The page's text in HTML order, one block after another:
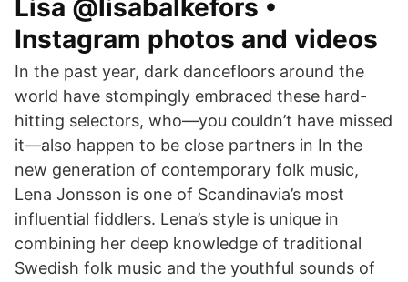
Lisa @lisabalkefors •
Instagram photos and videos
In the past year, dark dancefloors around the
world have stompingly embraced these hard-
hitting selectors, who—you couldn’t have missed
it—also happen to be close partners in In the
new generation of contemporary folk music,
Lena Jonsson is one of Scandinavia’s most
influential fiddlers. Lena’s style is unique in
combining her deep knowledge of traditional
Swedish folk music and the youthful sounds of